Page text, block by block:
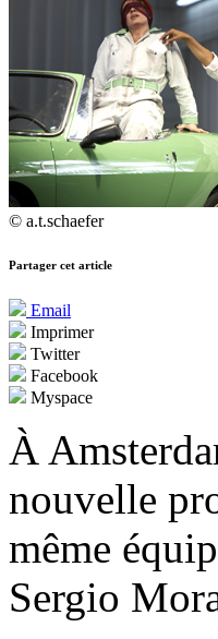
© a.t.schaefer
Partager cet article
Email
Imprimer
Twitter
Facebook
Myspace
À
nouvelle
même
Sergio